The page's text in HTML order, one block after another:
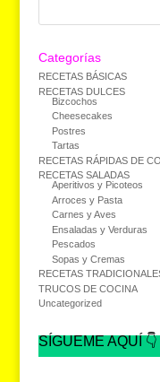
Categorías
RECETAS BÁSICAS
RECETAS DULCES
Bizcochos
Cheesecakes
Postres
Tartas
RECETAS RÁPIDAS DE
RECETAS SALADAS
Aperitivos y Picoteos
Arroces y Pasta
Carnes y Aves
Ensaladas y Verduras
Pescados
Sopas y Cremas
RECETAS
TRUCOS DE COCINA
Uncategorized
SÍGUEME AQUÍ 👇